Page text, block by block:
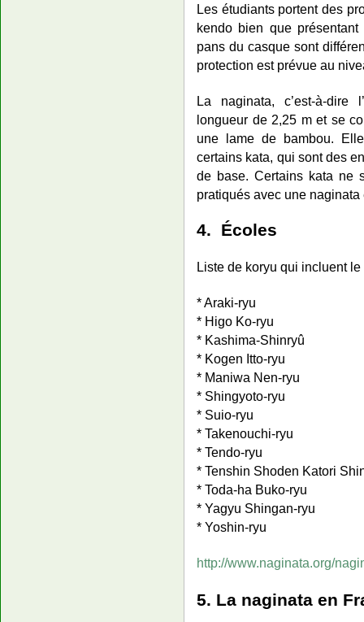
Les étudiants portent des
kendo bien que
pans du casque sont
protection est prévue au
La naginata, c’est-à-dire
longueur de 2,25 m et se
une lame de bambou.
certains kata, qui sont des
de base. Certains kata ne
pratiqués avec une naginata
4. Écoles
Liste de koryu qui incluent
* Araki-ryu
* Higo Ko-ryu
* Kashima-Shinryû
* Kogen Itto-ryu
* Maniwa Nen-ryu
* Shingyoto-ryu
* Suio-ryu
* Takenouchi-ryu
* Tendo-ryu
* Tenshin Shoden Katori
* Toda-ha Buko-ryu
* Yagyu Shingan-ryu
* Yoshin-ryu
http://www.naginata.org/
5. La naginata en